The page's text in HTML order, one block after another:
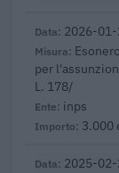
2026-
per
L. 178/
inps
3.000
2025-